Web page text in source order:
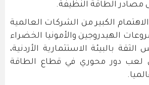
مصادر الطاقة النظيفة.
الكبير من الشركات العالمية
الهيدروجين والأمونيا الخضراء
بالبيئة الاستثمارية الأردنية،
لعب دور محوري في قطاع الطاقة